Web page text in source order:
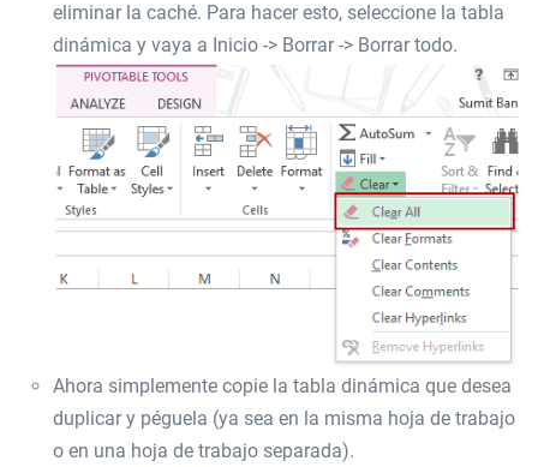
eliminar la caché. Para hacer esto, seleccione la tabla
dinámica y vaya a Inicio -> Borrar -> Borrar todo.
Ahora simplemente copie la tabla dinámica que desea
duplicar y péguela (ya sea en la misma hoja de trabajo
o en una hoja de trabajo separada).